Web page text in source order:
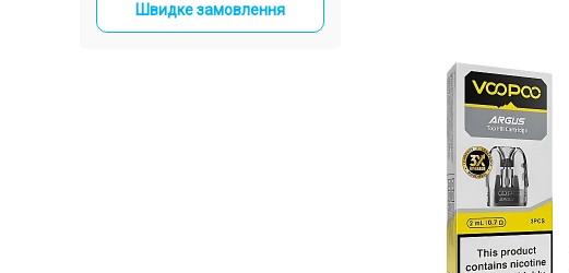
Швидке замовлення